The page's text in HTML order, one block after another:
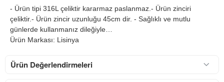
- Ürün tipi 316L çeliktir kararmaz paslanmaz.- Ürün zinciri
çeliktir.- Ürün zincir uzunluğu 45cm dir. - Sağlıklı ve mutlu
günlerde kullanmanız dileğiyle…
Ürün Markası: Lisinya
Ürün Değerlendirmeleri